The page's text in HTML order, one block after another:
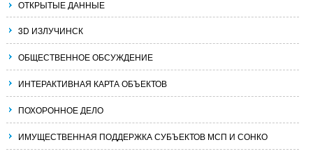
ОТКРЫТЫЕ ДАННЫЕ
3D ИЗЛУЧИНСК
ОБЩЕСТВЕННОЕ ОБСУЖДЕНИЕ
ИНТЕРАКТИВНАЯ КАРТА ОБЪЕКТОВ
ПОХОРОННОЕ ДЕЛО
ИМУЩЕСТВЕННАЯ ПОДДЕРЖКА СУБЪЕКТОВ МСП И СОНКО